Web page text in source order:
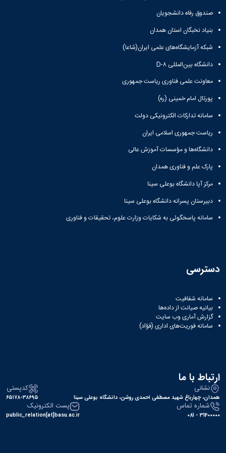
Research
صندوق رفاه دانشجویان
بنیاد نخبگان استان همدان
شبکه آزمایشگاه‌های علمی ایران(شاعا)
دانشگاه بین‌المللی D-۸
معاونت علمی فناوری ریاست جمهوری
پورتال امام خمینی (ره)
سامانه تدارکات الکترونیکی دولت
ریاست جمهوری اسلامی ایران
دانشگاه‌ها و مؤسسات آموزش عالی
پارک علم و فناوری همدان
مرکز آپا دانشگاه بوعلی سینا
دبیرستان پسرانه دانشگاه بوعلی سینا
سامانه پاسخگوئی به شکایات وزارت علوم، تحقیقات و فناوری
دسترسی
سامانه شفافیت
بیانیه صیانت از داده‌ها
گزارش آماری وب‌ سایت
سامانه فوریت‌های اداری (فؤاد)
ارتباط با ما
نشانی
همدان، چهارباغ شهید مصطفی احمدی روشن، دانشگاه بوعلی سینا
کدپستی
۶۵۱۷۸-۳۸۶۹۵
شماره تماس
31400000 - 081
پست الکترونیک
public_relation[at]basu.ac.ir